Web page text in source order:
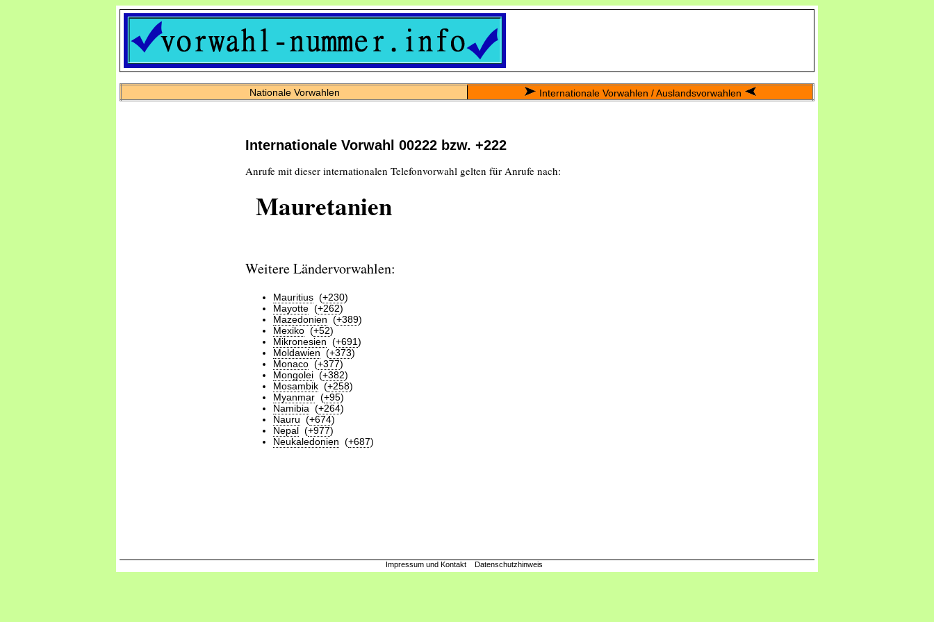
Nationale Vorwahlen Internationale Vorwahlen / Auslandsvorwahlen
Internationale Vorwahl 00222 bzw. +222
Anrufe mit dieser internationalen Telefonvorwahl gelten für Anrufe nach:
Mauretanien
Weitere Ländervorwahlen:
Mauritius (+230)
Mayotte (+262)
Mazedonien (+389)
Mexiko (+52)
Mikronesien (+691)
Moldawien (+373)
Monaco (+377)
Mongolei (+382)
Mosambik (+258)
Myanmar (+95)
Namibia (+264)
Nauru (+674)
Nepal (+977)
Neukaledonien (+687)
Impressum und Kontakt Datenschutzhinweis